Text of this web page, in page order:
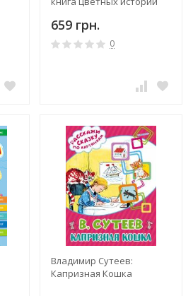
659 грн.
0
Владимир Сутеев:
Капризная Кошка